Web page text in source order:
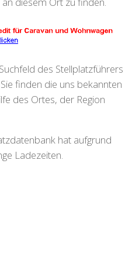
des Stellplatzführers
finden die uns bekannten
des Ortes, der Region
hat aufgrund
Ladezeiten.